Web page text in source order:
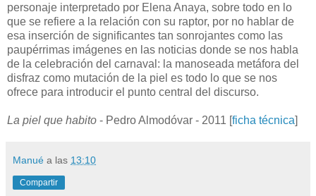
personaje interpretado por Elena Anaya, sobre todo en lo
que se refiere a la relación con su raptor, por no hablar de
esa inserción de significantes tan sonrojantes como las
paupérrimas imágenes en las noticias donde se nos habla
de la celebración del carnaval: la manoseada metáfora del
disfraz como mutación de la piel es todo lo que se nos
ofrece para introducir el punto central del discurso.
La piel que habito - Pedro Almodóvar - 2011 [ficha técnica]
Manué a las 13:10
Compartir